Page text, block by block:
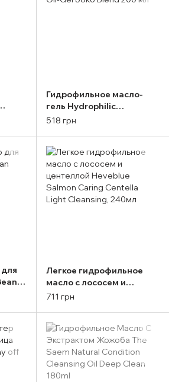
Гидрофильное масло-
гель Hydrophilic
Cleansing Oil-Gel Joko
518 грн
Легкое гидрофильное
масло с лососем и
центеллой Heveblue
711 грн